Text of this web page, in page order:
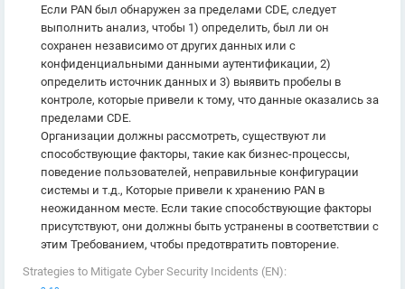
Если PAN был обнаружен за пределами CDE, следует
выполнить анализ, чтобы 1) определить, был ли он
сохранен независимо от других данных или с
конфиденциальными данными аутентификации, 2)
определить источник данных и 3) выявить пробелы в
контроле, которые привели к тому, что данные оказались за
пределами CDE.
Организации должны рассмотреть, существуют ли
способствующие факторы, такие как бизнес-процессы,
поведение пользователей, неправильные конфигурации
системы и т.д., Которые привели к хранению PAN в
неожиданном месте. Если такие способствующие факторы
присутствуют, они должны быть устранены в соответствии с
этим Требованием, чтобы предотвратить повторение.
Strategies to Mitigate Cyber Security Incidents (EN):